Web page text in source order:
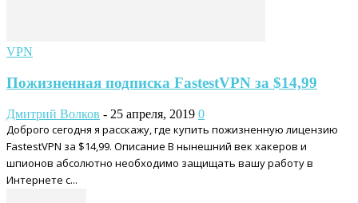
VPN
Пожизненная подписка FastestVPN за $14,99
Дмитрий Волков - 25 апреля, 2019 0
Доброго сегодня я расскажу, где купить пожизненную лицензию
FastestVPN за $14,99. Описание В нынешний век хакеров и
шпионов абсолютно необходимо защищать вашу работу в
Интернете с...